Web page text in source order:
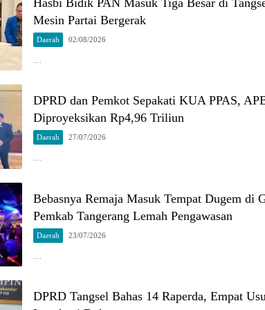
Hasbi Bidik PAN Masuk Tiga Besar di
Mesin Partai Bergerak
Daerah 02/08/2026
…
DPRD dan Pemkot Sepakati KUA PPAS,
Diproyeksikan Rp4,96 Triliun
Daerah 27/07/2026
…
Bebasnya Remaja Masuk Tempat Dugem di
Pemkab Tangerang Lemah Pengawasan
Daerah 23/07/2026
DPRD Tangsel Bahas 14 Raperda, Empat